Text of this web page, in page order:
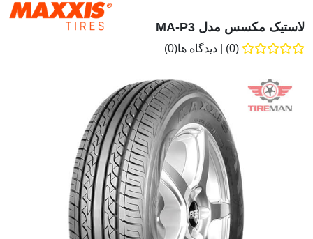
لاستیک مکسس مدل MA-P3
(0) دیدگاه ها(0)